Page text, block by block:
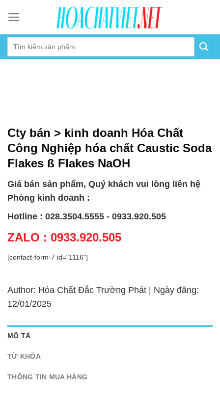
content
Cty bán > kinh doanh Hóa Chất
Công Nghiệp hóa chất Caustic Soda
Flakes ß Flakes NaOH
Giá bán sản phẩm, Quý khách vui lòng liên hệ
Phòng kinh doanh :
Hotline : 028.3504.5555 - 0933.920.505
ZALO : 0933.920.505
[contact-form-7 id="1116"]
Author: Hóa Chất Đắc Trường Phát | Ngày đăng:
12/01/2025
MÔ TẢ
TỪ KHÓA
THÔNG TIN MUA HÀNG